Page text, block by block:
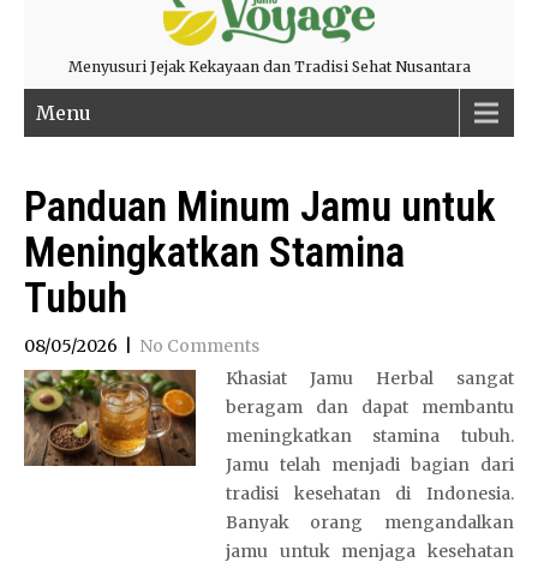
Menyusuri Jejak Kekayaan dan Tradisi Sehat Nusantara
Menu
Panduan Minum Jamu untuk
Meningkatkan Stamina
Tubuh
08/05/2026
No Comments
Khasiat Jamu Herbal sangat
beragam dan dapat membantu
meningkatkan stamina tubuh.
Jamu telah menjadi bagian dari
tradisi kesehatan di Indonesia.
Banyak orang mengandalkan
jamu untuk menjaga kesehatan